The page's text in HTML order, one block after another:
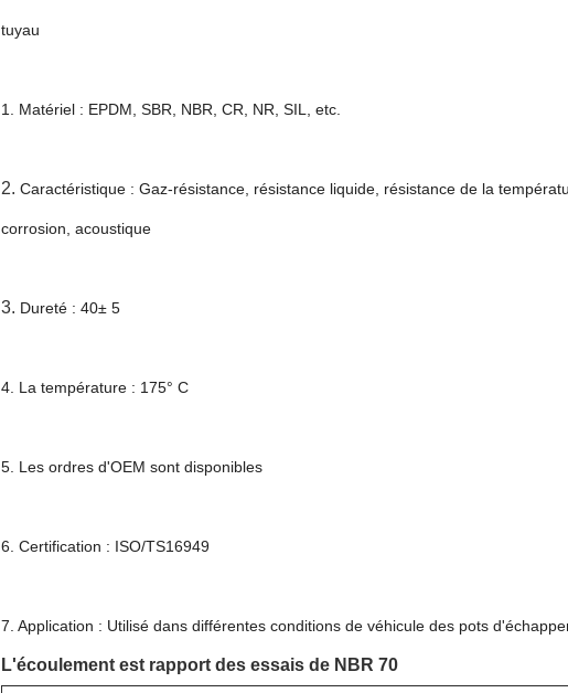
tuyau
1. Matériel : EPDM, SBR, NBR, CR, NR, SIL, etc.
2. Caractéristique : Gaz-résistance, résistance liquide, résistance de la
corrosion, acoustique
3. Dureté : 40± 5
4. La température : 175° C
5. Les ordres d'OEM sont disponibles
6. Certification : ISO/TS16949
7. Application : Utilisé dans différentes conditions de véhicule des pots
L'écoulement est rapport des essais de NBR 70